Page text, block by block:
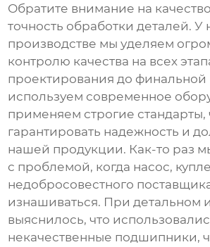
Обратите внимание на
точность обработки деталей. У
производстве мы уделяем
контролю качества на всех
проектирования до
используем современное
применяем строгие стандарты,
гарантировать надежность и
нашей продукции. Как-то раз
с проблемой, когда насос,
недобросовестного
изнашиваться. При детальном
выяснилось, что
некачественные подшипники,